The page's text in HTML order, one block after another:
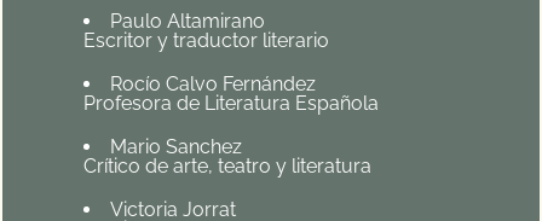
Paulo Altamirano
Escritor y traductor literario
Rocío Calvo Fernández
Profesora de Literatura Española
Mario Sanchez
Crítico de arte, teatro y literatura
Victoria Jorrat